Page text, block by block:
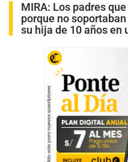
MIRA: Los padres
porque no
su hija de 10 años en